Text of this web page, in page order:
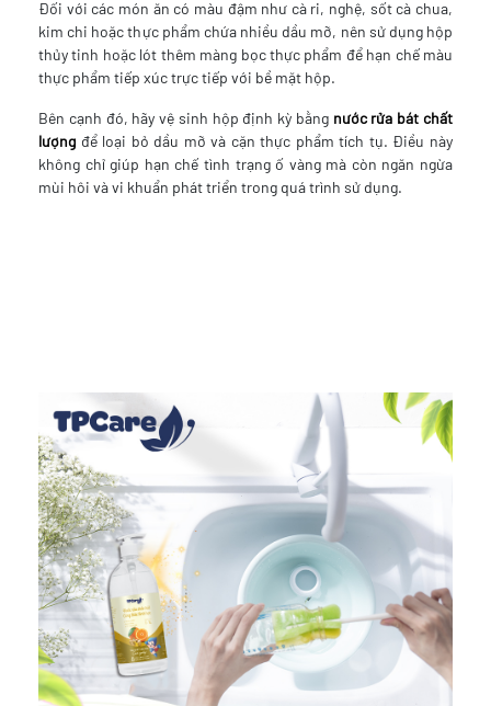
Đối với các món ăn có màu đậm như cà ri, nghệ, sốt cà chua,
kim chi hoặc thực phẩm chứa nhiều dầu mỡ, nên sử dụng hộp
thủy tinh hoặc lót thêm màng bọc thực phẩm để hạn chế màu
thực phẩm tiếp xúc trực tiếp với bề mặt hộp.
Bên cạnh đó, hãy vệ sinh hộp định kỳ bằng nước rửa bát chất
lượng để loại bỏ dầu mỡ và cặn thực phẩm tích tụ. Điều này
không chỉ giúp hạn chế tình trạng ố vàng mà còn ngăn ngừa
mùi hôi và vi khuẩn phát triển trong quá trình sử dụng.